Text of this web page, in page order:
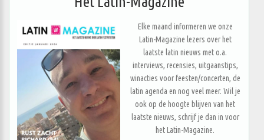
Elke maand informeren we onze
Latin-Magazine lezers over het
laatste latin nieuws met o.a.
interviews, recensies, uitgaanstips,
winacties voor feesten/concerten, de
latin agenda en nog veel meer. Wil je
ook op de hoogte blijven van het
laatste nieuws, schrijf je dan in voor
het Latin-Magazine.